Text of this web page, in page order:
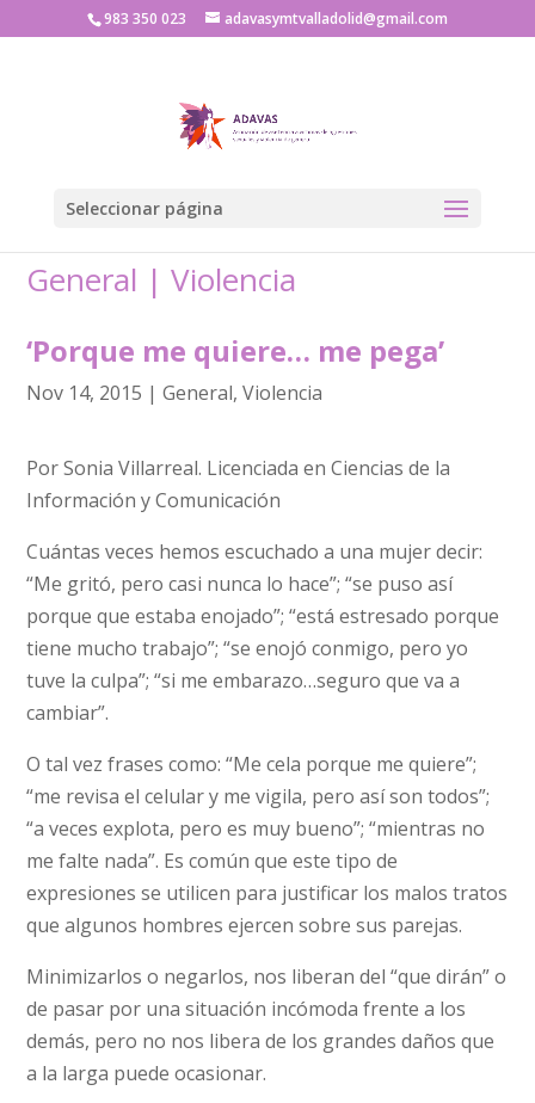
983 350 023 adavasymtvalladolid@gmail.com
Seleccionar página
General |Violencia
‘Porque me quiere… me pega’
Nov 14, 2015 |General,Violencia
Por Sonia Villarreal. Licenciada en Ciencias de la
Información y Comunicación
Cuántas veces hemos escuchado a una mujer decir:
“Me gritó, pero casi nunca lo hace”; “se puso así
porque que estaba enojado”; “está estresado porque
tiene mucho trabajo”; “se enojó conmigo, pero yo
tuve la culpa”; “si me embarazo…seguro que va a
cambiar”.
O tal vez frases como: “Me cela porque me quiere”;
“me revisa el celular y me vigila, pero así son todos”;
“a veces explota, pero es muy bueno”; “mientras no
me falte nada”. Es común que este tipo de
expresiones se utilicen para justificar los malos tratos
que algunos hombres ejercen sobre sus parejas.
Minimizarlos o negarlos, nos liberan del “que dirán” o
de pasar por una situación incómoda frente a los
demás, pero no nos libera de los grandes daños que
a la larga puede ocasionar.